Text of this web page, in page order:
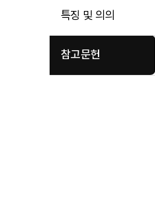
특징 및 의의
참고문헌